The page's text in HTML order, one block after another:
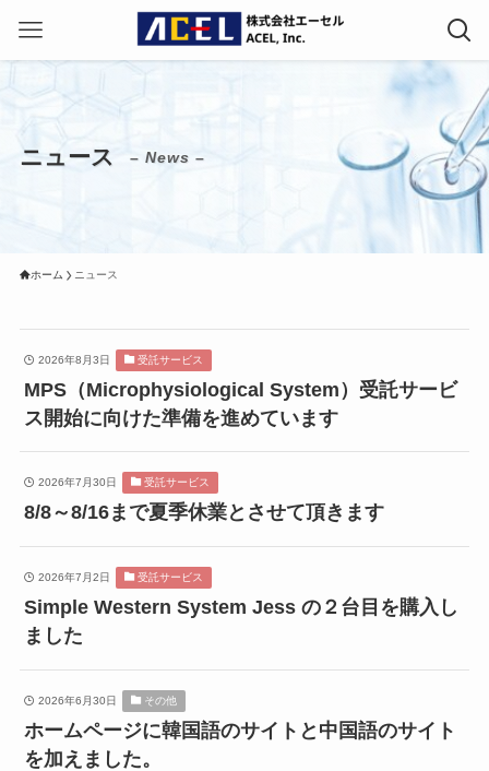
ニュース – News –
ホーム ニュース
2026年8月3日 受託サービス
MPS（Microphysiological System）受託サービ
ス開始に向けた準備を進めています
2026年7月30日 受託サービス
8/8～8/16まで夏季休業とさせて頂きます
2026年7月2日 受託サービス
Simple Western System Jess の２台目を購入し
ました
2026年6月30日 その他
ホームページに韓国語のサイトと中国語のサイト
を加えました。